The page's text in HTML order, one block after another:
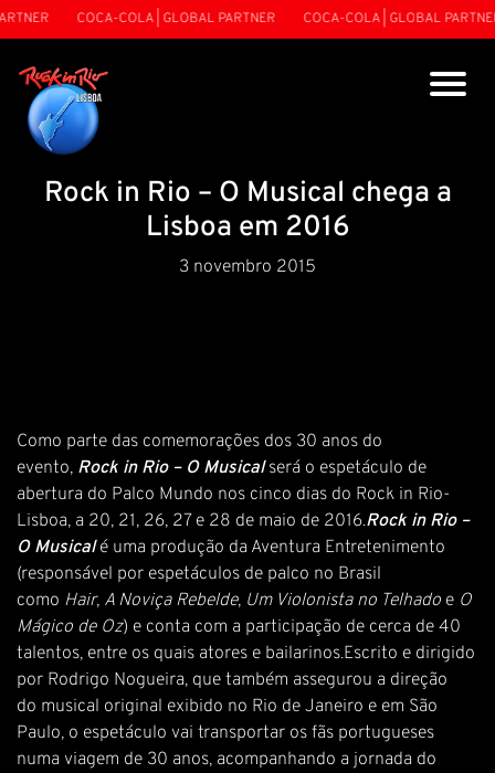
COCA-COLA | GLOBAL PARTNER COCA-COLA | GLOBAL PARTNER
Rock in Rio – O Musical chega a
Lisboa em 2016
3 novembro 2015
Como parte das comemorações dos 30 anos do
evento, Rock in Rio – O Musical será o espetáculo de
abertura do Palco Mundo nos cinco dias do Rock in Rio-
Lisboa, a 20, 21, 26, 27 e 28 de maio de 2016.Rock in Rio –
O Musicalé uma produção da Aventura Entretenimento
(responsável por espetáculos de palco no Brasil
como Hair, A Noviça Rebelde, Um Violonista no Telhado e O
Mágico de Oz) e conta com a participação de cerca de 40
talentos, entre os quais atores e bailarinos.Escrito e dirigido
por Rodrigo Nogueira, que também assegurou a direção
do musical original exibido no Rio de Janeiro e em São
Paulo, o espetáculo vai transportar os fãs portugueses
numa viagem de 30 anos, acompanhando a jornada do